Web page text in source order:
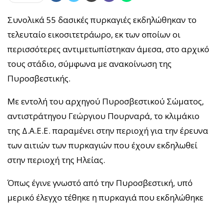
Συνολικά 55 δασικές πυρκαγιές εκδηλώθηκαν το
τελευταίο εικοσιτετράωρο, εκ των οποίων οι
περισσότερες αντιμετωπίστηκαν άμεσα, στο αρχικό
τους στάδιο, σύμφωνα με ανακοίνωση της
Πυροσβεστικής.
Με εντολή του αρχηγού Πυροσβεστικού Σώματος,
αντιστράτηγου Γεώργιου Πουρναρά, το κλιμάκιο
της Δ.Α.Ε.Ε. παραμένει στην περιοχή για την έρευνα
των αιτιών των πυρκαγιών που έχουν εκδηλωθεί
στην περιοχή της Ηλείας.
Όπως έγινε γνωστό από την Πυροσβεστική, υπό
μερικό έλεγχο τέθηκε η πυρκαγιά που εκδηλώθηκε